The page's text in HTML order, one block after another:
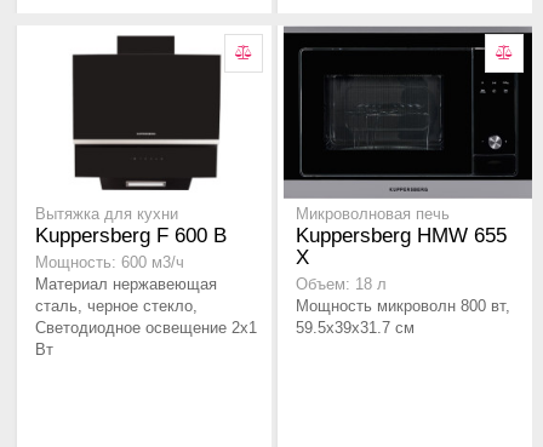
Вытяжка для кухни
Kuppersberg F 600 B
Мощность: 600 м3/ч
Материал нержавеющая
сталь, черное стекло,
Светодиодное освещение 2x1
Вт
Микроволновая печь
Kuppersberg HMW 655
X
Объем: 18 л
Мощность микроволн 800 вт,
59.5x39x31.7 см